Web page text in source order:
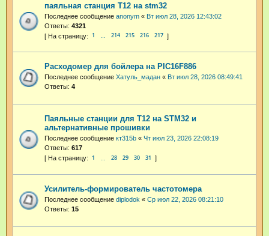
паяльная станция T12 на stm32
Последнее сообщение anonym « Вт июл 28, 2026 12:43:02
Ответы: 4321
1 214 215 216 217
Расходомер для бойлера на PIC16F886
Последнее сообщение Хатуль_мадан « Вт июл 28, 2026 08:49:41
Ответы: 4
Паяльные станции для T12 на STM32 и
альтернативные прошивки
Последнее сообщение кт315b « Чт июл 23, 2026 22:08:19
Ответы: 617
1 28 29 30 31
Усилитель-формирователь частотомера
Последнее сообщение diplodok « Ср июл 22, 2026 08:21:10
Ответы: 15